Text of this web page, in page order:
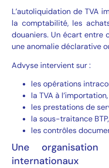
L’autoliquidation de TVA
la comptabilité, les
douaniers. Un écart entre
une anomalie déclarative
Advyse intervient sur :
les opérations
la TVA à l’importation,
les prestations de
la sous-traitance BTP,
les contrôles
Une
internationaux